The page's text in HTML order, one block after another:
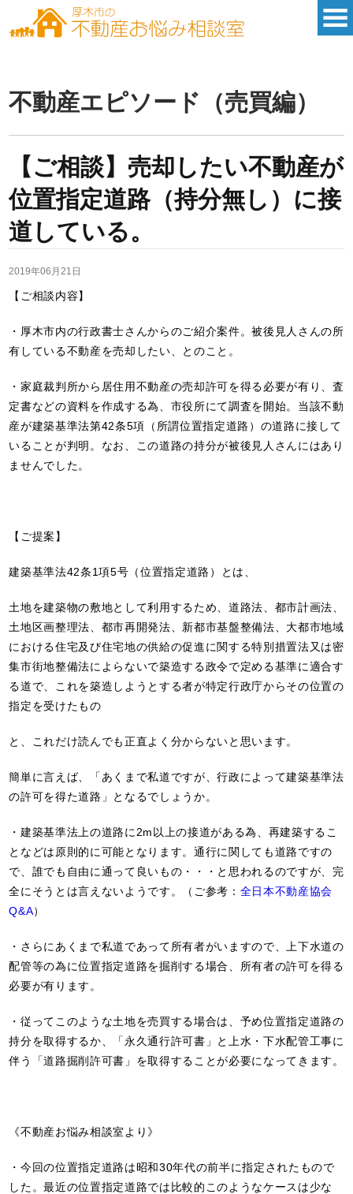
不動産エピソード（売買編）
【ご相談】売却したい不動産が
位置指定道路（持分無し）に接
道している。
2019年06月21日
【ご相談内容】
・厚木市内の行政書士さんからのご紹介案件。被後見人さんの所
有している不動産を売却したい、とのこと。
・家庭裁判所から居住用不動産の売却許可を得る必要が有り、査
定書などの資料を作成する為、市役所にて調査を開始。当該不動
産が建築基準法第42条5項（所謂位置指定道路）の道路に接して
いることが判明。なお、この道路の持分が被後見人さんにはあり
ませんでした。
【ご提案】
建築基準法42条1項5号（位置指定道路）とは、
土地を建築物の敷地として利用するため、道路法、都市計画法、
土地区画整理法、都市再開発法、新都市基盤整備法、大都市地域
における住宅及び住宅地の供給の促進に関する特別措置法又は密
集市街地整備法によらないで築造する政令で定める基準に適合す
る道で、これを築造しようとする者が特定行政庁からその位置の
指定を受けたもの
と、これだけ読んでも正直よく分からないと思います。
簡単に言えば、「あくまで私道ですが、行政によって建築基準法
の許可を得た道路」となるでしょうか。
・建築基準法上の道路に2m以上の接道がある為、再建築するこ
となどは原則的に可能となります。通行に関しても道路ですの
で、誰でも自由に通って良いもの・・・と思われるのですが、完
全にそうとは言えないようです。（ご参考： 全日本不動産協会
Q&A）
・さらにあくまで私道であって所有者がいますので、上下水道の
配管等の為に位置指定道路を掘削する場合、所有者の許可を得る
必要が有ります。
・従ってこのような土地を売買する場合は、予め位置指定道路の
持分を取得するか、「永久通行許可書」と上水・下水配管工事に
伴う「道路掘削許可書」を取得することが必要になってきます。
《不動産お悩み相談室より》
・今回の位置指定道路は昭和30年代の前半に指定されたもので
した。最近の位置指定道路では比較的このようなケースは少な